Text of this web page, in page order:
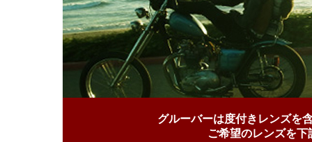
グルーバーは度付きレンズを
ご希望のレンズを